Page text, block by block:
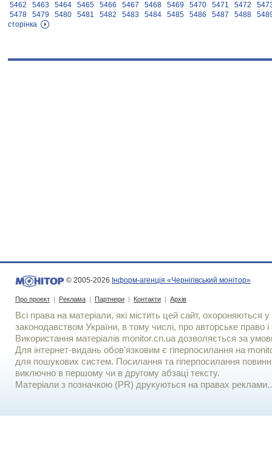
5462
5463 5464 5465 5466 5467 5468 5469 5470 5471 5472
5478
5479 5480 5481 5482 5483 5484 5485 5486 5487 5488
сторінка
© 2005-2026 Інформ-агенція «Чернігівський монітор»
Про проект | Реклама | Партнери | Контакти | Архів
Всі права на матеріали, які містить цей сайт, охороняються у
законодавством України, в тому числі, про авторське право і
Використання матерiалiв monitor.cn.ua дозволяється за
Для iнтернет-видань обов'язковим є гiперпосилання на
для пошукових систем. Посилання та гіперпосилання
виключно в першому чи в другому абзаці тексту.
Матеріали з позначкою (PR) друкуються на правах реклами..